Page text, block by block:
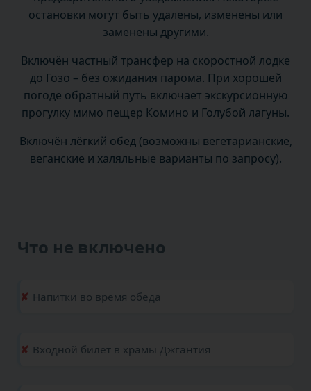
остановки могут быть удалены, изменены или
заменены другими.
Включён частный трансфер на скоростной лодке
до Гозо – без ожидания парома. При хорошей
погоде обратный путь включает экскурсионную
прогулку мимо пещер Комино и Голубой лагуны.
Включён лёгкий обед (возможны вегетарианские,
веганские и халяльные варианты по запросу).
Что не включено
Напитки во время обеда
Входной билет в храмы Джгантия